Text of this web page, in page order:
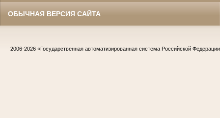
ОБЫЧНАЯ ВЕРСИЯ САЙТА
2006-2026 «Государственная автоматизированная система Российской